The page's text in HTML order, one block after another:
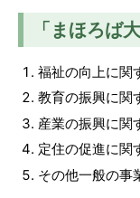
「まほろば
福祉の向上に関
教育の振興に関
産業の振興に関
定住の促進に関
その他一般の事